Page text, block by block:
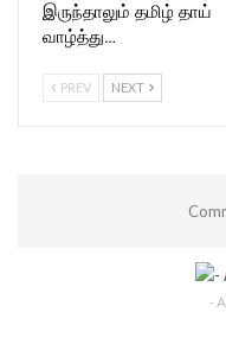
இருந்தாலும் தமிழ் தாய்
வாழ்த்து…
PREV NEXT
-